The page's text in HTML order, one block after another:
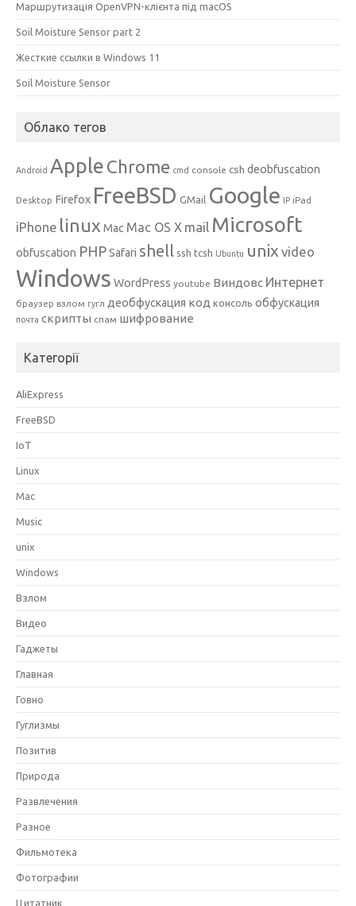
Маршрутизація OpenVPN-клієнта під macOS
Soil Moisture Sensor part 2
Жесткие ссылки в Windows 11
Soil Moisture Sensor
Облако тегов
Android Apple Chrome cmd console csh deobfuscation
Desktop Firefox FreeBSD GMail Google IP iPad
iPhone linux Mac Mac OS X mail Microsoft
obfuscation PHPSafari shell ssh tcsh Ubuntu unix video
Windows WordPress youtube Виндовс Интернет
браузер взлом гугл деобфускация код консоль обфускация
почта скрипты спам шифрование
Категорії
AliExpress
FreeBSD
IoT
Linux
Mac
Music
unix
Windows
Взлом
Видео
Гаджеты
Главная
Говно
Гуглизмы
Позитив
Природа
Развлечения
Разное
Фильмотека
Фотографии
Цитатник